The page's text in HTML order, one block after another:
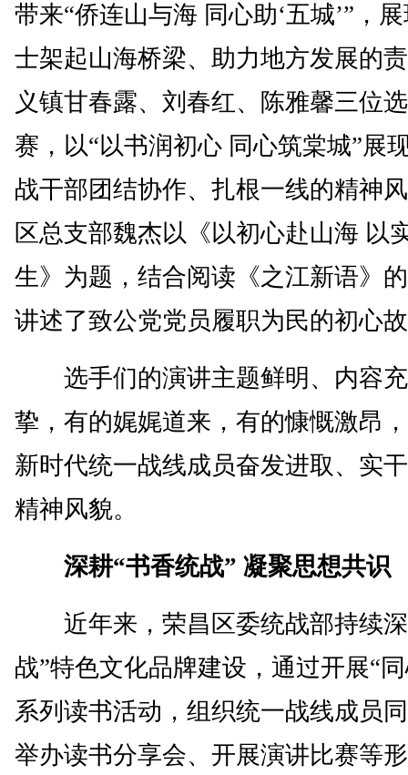
带来“侨连山与海 同心助‘五城’”，
士架起山海桥梁、助力地方发展的
义镇甘春露、刘春红、陈雅馨三位
赛，以“以书润初心 同心筑棠城”展
战干部团结协作、扎根一线的精神
区总支部魏杰以《以初心赴山海 以
生》为题，结合阅读《之江新语》
讲述了致公党党员履职为民的初心
选手们的演讲主题鲜明、内容充
挚，有的娓娓道来，有的慷慨激昂
新时代统一战线成员奋发进取、实
精神风貌。
深耕“书香统战” 凝聚思想共识
近年来，荣昌区委统战部持续深
战”特色文化品牌建设，通过开展“
系列读书活动，组织统一战线成员
举办读书分享会、开展演讲比赛等